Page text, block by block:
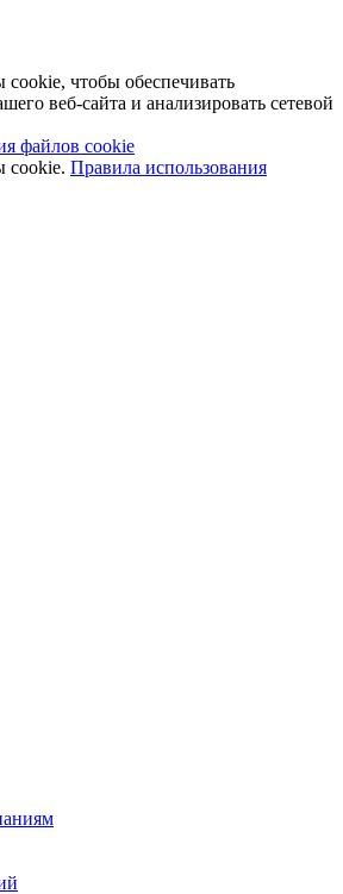
чтобы обеспечивать
веб-сайта и анализировать сетевой
файлов cookie
cookie. Правила использования